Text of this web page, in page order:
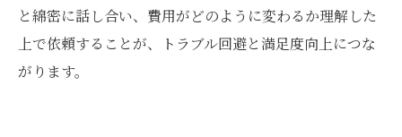
と綿密に話し合い、費用がどのように変わるか理解した
上で依頼することが、トラブル回避と満足度向上につな
がります。